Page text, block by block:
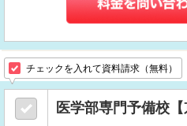
チェックを入れて資料請求（無料）
医学部専門予備校【